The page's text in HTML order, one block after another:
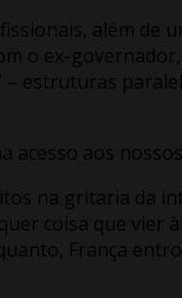
além
o ex-
– estruturas
aos
na gritaria da
coisa que
França